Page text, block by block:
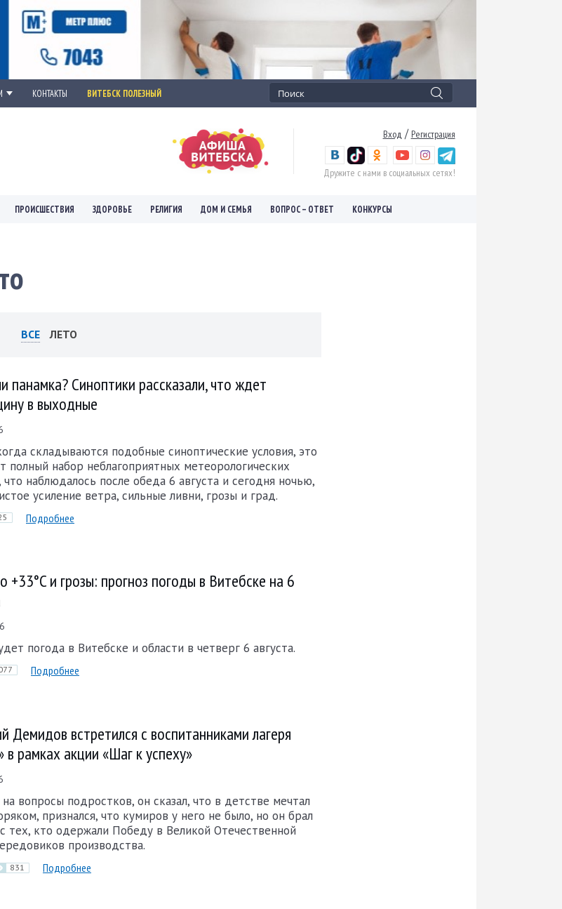
КОНТАКТЫ ВИТЕБСК ПОЛЕЗНЫЙ
Вход / Регистрация
Дружите с нами в социальных сетях!
ПРОИСШЕСТВИЯ ЗДОРОВЬЕ РЕЛИГИЯ ДОМ И СЕМЬЯ ВОПРОС – ОТВЕТ КОНКУРСЫ
ВСЕ ЛЕТО
панамка? Синоптики рассказали, что ждет
в выходные
складываются подобные синоптические условия, это
полный набор неблагоприятных метеорологических
что наблюдалось после обеда 6 августа и сегодня ночью,
усиление ветра, сильные ливни, грозы и град.
Подробнее
+33°C и грозы: прогноз погоды в Витебске на 6
погода в Витебске и области в четверг 6 августа.
Подробнее
Демидов встретился с воспитанниками лагеря
в рамках акции «Шаг к успеху»
вопросы подростков, он сказал, что в детстве мечтал
признался, что кумиров у него не было, но он брал
тех, кто одержали Победу в Великой Отечественной
производства.
831 Подробнее